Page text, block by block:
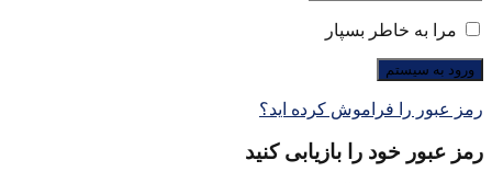
مرا به خاطر بسپار
رمز عبور را فراموش کرده اید؟
رمز عبور خود را بازیابی کنید